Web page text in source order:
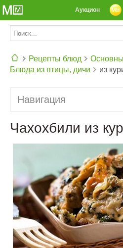
Аукцион
Рецепты блюд
Блюда из птицы, дичи
из
Навигация
Чахохбили из